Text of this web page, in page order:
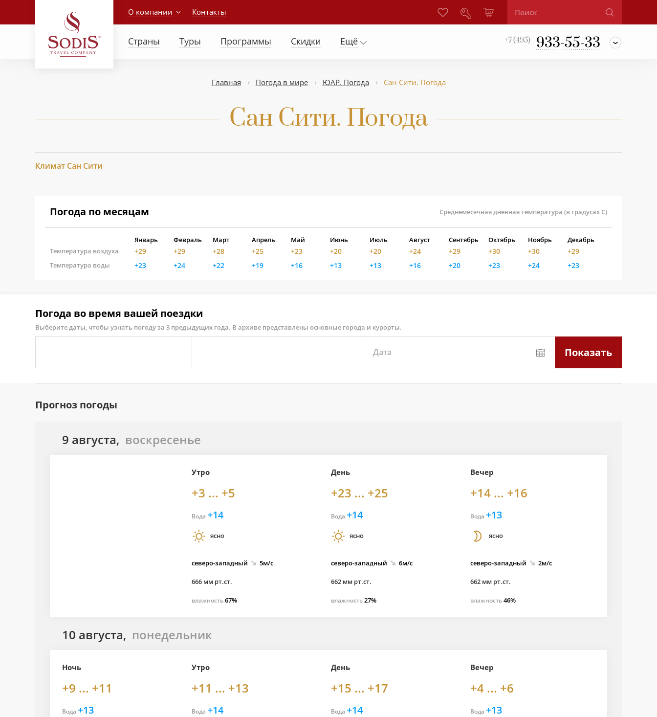
О компании Контакты
Страны Туры Программы Скидки Ещё +7 (495) 933-55-33
Главная Погода в мире ЮАР. Погода Сан Сити. Погода
Сан Сити. Погода
Климат Сан Сити
Погода по месяцам Среднемесячная дневная температура (в градусах С)
Январь Февраль Март Апрель Май Июнь Июль Август Сентябрь Октябрь Ноябрь
Декабрь
Температура воздуха
+29 +29 +28 +25 +23 +20 +20 +24 +29 +30 +30 +29
Температура воды +23 +24 +22 +19 +16 +13 +13 +16 +20 +23 +24 +23
Погода во время вашей поездки
Выберите даты, чтобы узнать погоду за 3 предыдущих года. В архиве представлены основные города и курорты.
Дата Показать
Прогноз погоды
9 августа, воскресенье
Утро
+3 ... +5
Вода +14
ясно
северо-западный 5м/с
666 мм рт.ст.
влажность67%
День
+23 ... +25
Вода +14
ясно
северо-западный 6м/с
662 мм рт.ст.
влажность27%
Вечер
+14 ... +16
Вода +13
ясно
северо-западный 2м/с
662 мм рт.ст.
влажность46%
10 августа, понедельник
Ночь
+9 ... +11
Вода +13
Утро
+11 ... +13
Вода +14
День
+15 ... +17
Вода +14
Вечер
+4 ... +6
Вода +13